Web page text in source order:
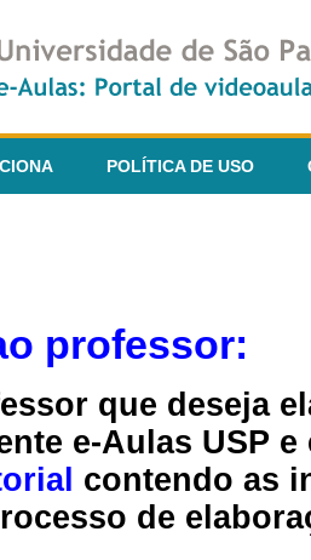
POLÍTICA DE USO
professor:
que deseja
e-Aulas USP
contendo as
de